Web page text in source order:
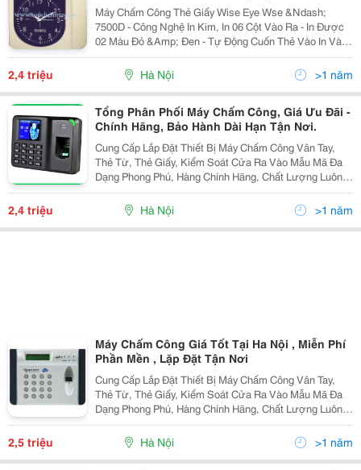
Máy Chấm Công Thẻ Giấy Wise Eye Wse &Ndash;
7500D - Công Nghệ In Kim, In 06 Cột Vào Ra - In Được
02 Màu Đỏ &Amp; Đen - Tự Động Cuốn Thẻ Vào In Và
Đẩy Thẻ Lên. - Tự Động Cập Nhật Lại Ngày Giờ Khi Xảy
Ra Mất Điện - Phân Biệt Mặt Thẻ Khi
2,4 triệu Hà Nội >1 năm
Tổng Phân Phối Máy Chấm Công, Giá Ưu Đãi -
Chính Hãng, Bảo Hành Dài Hạn Tận Nơi.
Cung Cấp Lắp Đặt Thiết Bị Máy Chấm Công Vân Tay,
Thẻ Từ, Thẻ Giấy, Kiểm Soát Cửa Ra Vào Mẫu Mã Đa
Dạng Phong Phú, Hàng Chính Hãng, Chất Lượng Luôn
Đảm Bảo C Đuợc Đánh Giá Hàng Đầu Trong Khu Vực
Trong Nhiều Năm Liền Tel 04.39879167 - 0902.199
2,4 triệu Hà Nội >1 năm
Máy Chấm Công Giá Tốt Tại Ha Nội , Miễn Phí
Phần Mền , Lặp Đặt Tận Nơi
Cung Cấp Lắp Đặt Thiết Bị Máy Chấm Công Vân Tay,
Thẻ Từ, Thẻ Giấy, Kiểm Soát Cửa Ra Vào Mẫu Mã Đa
Dạng Phong Phú, Hàng Chính Hãng, Chất Lượng Luôn
Đảm Bảo Đuợc Đánh Giá Hàng Đầu Trong Khu Vực
Trong Nhiều Năm Liền Tel 04.39879167 - 0902.199.5
2,5 triệu Hà Nội >1 năm